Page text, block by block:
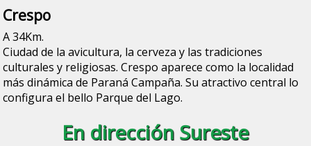
Crespo
A 34Km.
Ciudad de la avicultura, la cerveza y las tradiciones
culturales y religiosas. Crespo aparece como la localidad
más dinámica de Paraná Campaña. Su atractivo central lo
configura el bello Parque del Lago.
En dirección Sureste